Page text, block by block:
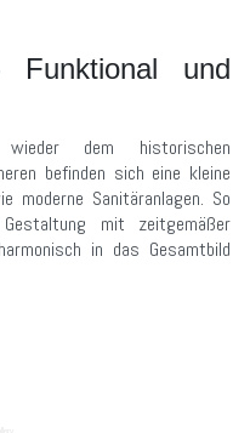
und
dem historischen
befinden sich eine kleine
moderne Sanitäranlagen. So
mit zeitgemäßer
in das Gesamtbild